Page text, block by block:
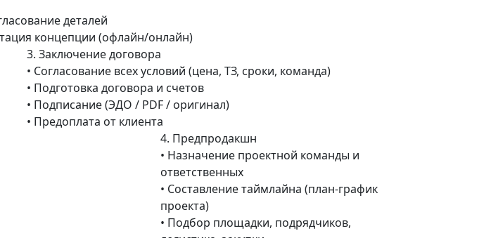
деталей
концепции (офлайн/онлайн)
3. Заключение договора
• Согласование всех условий (цена, ТЗ, сроки, команда)
• Подготовка договора и счетов
• Подписание (ЭДО / PDF / оригинал)
• Предоплата от клиента
4. Предпродакшн
• Назначение проектной команды и
ответственных
• Составление таймлайна (план-график
проекта)
• Подбор площадки, подрядчиков,